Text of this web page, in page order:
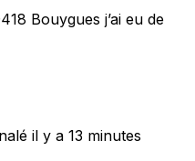
Bouygues j’ai eu de
il y a 13 minutes